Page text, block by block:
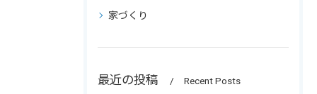
家づくり
最近の投稿 Recent Posts